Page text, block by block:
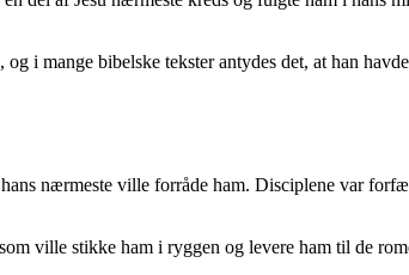
i mange bibelske tekster antydes det, at han
nærmeste ville forråde ham. Disciplene var
ville stikke ham i ryggen og levere ham til de